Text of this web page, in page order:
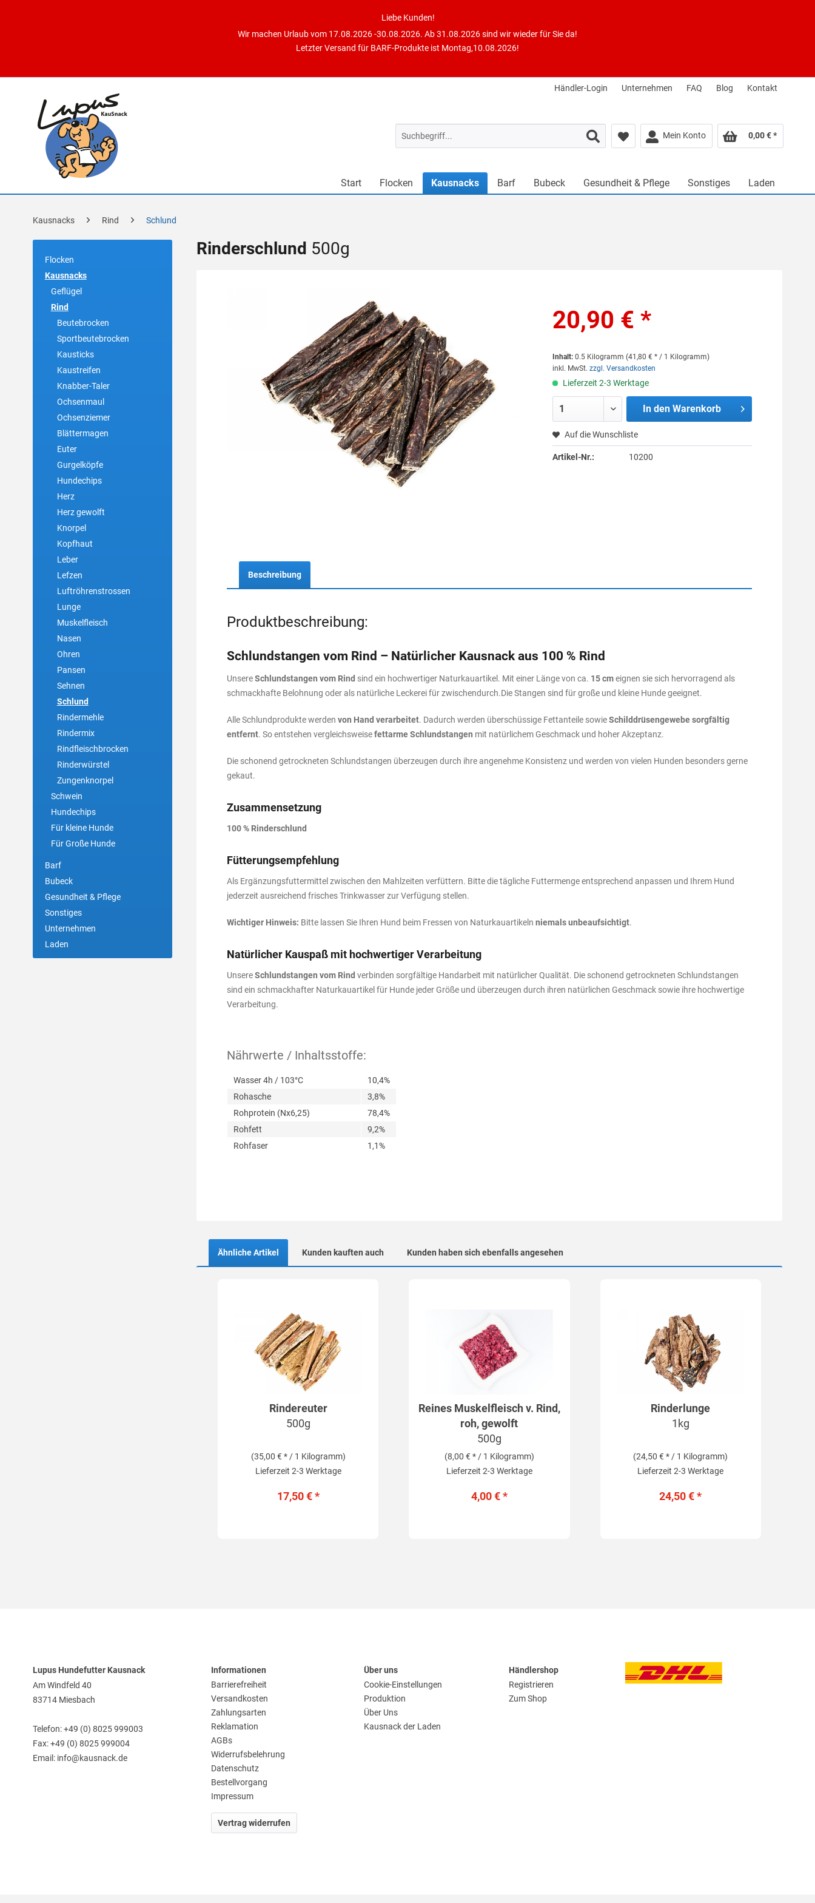
Liebe Kunden!
Wir machen Urlaub vom 17.08.2026 -30.08.2026. Ab 31.08.2026 sind wir wieder für Sie da!
Letzter Versand für BARF-Produkte ist Montag,10.08.2026!
Händler-Login Unternehmen FAQ Blog Kontakt
Mein Konto 0,00 € *
Start Flocken Kausnacks Barf Bubeck Gesundheit & Pflege Sonstiges Laden
Kausnacks Rind Schlund
Flocken
Kausnacks
Geflügel
Rind
Beutebrocken
Sportbeutebrocken
Kausticks
Kaustreifen
Knabber-Taler
Ochsenmaul
Ochsenziemer
Blättermagen
Euter
Gurgelköpfe
Hundechips
Herz
Herz gewolft
Knorpel
Kopfhaut
Leber
Lefzen
Luftröhrenstrossen
Lunge
Muskelfleisch
Nasen
Ohren
Pansen
Sehnen
Schlund
Rindermehle
Rindermix
Rindfleischbrocken
Rinderwürstel
Zungenknorpel
Schwein
Hundechips
Für kleine Hunde
Für Große Hunde
Barf
Bubeck
Gesundheit & Pflege
Sonstiges
Unternehmen
Laden
Rinderschlund 500g
20,90 € *
Inhalt: 0.5 Kilogramm (41,80 € * / 1 Kilogramm)
inkl. MwSt. zzgl. Versandkosten
Lieferzeit 2-3 Werktage
In den Warenkorb
Auf die Wunschliste
Artikel-Nr.: 10200
Beschreibung
Produktbeschreibung:
Schlundstangen vom Rind – Natürlicher Kausnack aus 100 % Rind
UnsereSchlundstangen vom Rind sind ein hochwertiger Naturkauartikel. Mit einer Länge von ca. 15 cmeignen sie sich hervorragend als
schmackhafte Belohnung oder als natürliche Leckerei für zwischendurch.Die Stangen sind für große und kleine Hunde geeignet.
Alle Schlundprodukte werden von Hand verarbeitet. Dadurch werden überschüssige Fettanteile sowieSchilddrüsengewebe sorgfältig
entfernt. So entstehen vergleichsweisefettarme Schlundstangen mit natürlichem Geschmack und hoher Akzeptanz.
Die schonend getrockneten Schlundstangen überzeugen durch ihre angenehme Konsistenz und werden von vielen Hunden besonders gerne
gekaut.
Zusammensetzung
100 % Rinderschlund
Fütterungsempfehlung
Als Ergänzungsfuttermittel zwischen den Mahlzeiten verfüttern. Bitte die tägliche Futtermenge entsprechend anpassen und Ihrem Hund
jederzeit ausreichend frisches Trinkwasser zur Verfügung stellen.
Wichtiger Hinweis: Bitte lassen Sie Ihren Hund beim Fressen von Naturkauartikeln niemals unbeaufsichtigt.
Natürlicher Kauspaß mit hochwertiger Verarbeitung
UnsereSchlundstangen vom Rind verbinden sorgfältige Handarbeit mit natürlicher Qualität. Die schonend getrockneten Schlundstangen
sind ein schmackhafter Naturkauartikel für Hunde jeder Größe und überzeugen durch ihren natürlichen Geschmack sowie ihre hochwertige
Verarbeitung.
Nährwerte / Inhaltsstoffe:
Wasser 4h / 103°C
10,4%
Rohasche
3,8%
Rohprotein (Nx6,25)
78,4%
Rohfett
9,2%
Rohfaser
1,1%
Ähnliche Artikel Kunden kauften auch Kunden haben sich ebenfalls angesehen
Rindereuter
500g
(35,00 € * / 1 Kilogramm)
Lieferzeit 2-3 Werktage
17,50 € *
Reines Muskelfleisch v. Rind,
roh, gewolft
500g
(8,00 € * / 1 Kilogramm)
Lieferzeit 2-3 Werktage
4,00 € *
Rinderlunge
1kg
(24,50 € * / 1 Kilogramm)
Lieferzeit 2-3 Werktage
24,50 € *
Lupus Hundefutter Kausnack
Am Windfeld 40
83714 Miesbach
Telefon: +49 (0) 8025 999003
Fax: +49 (0) 8025 999004
Email: info@kausnack.de
Informationen
Barrierefreiheit
Versandkosten
Zahlungsarten
Reklamation
AGBs
Widerrufsbelehrung
Datenschutz
Bestellvorgang
Impressum
Vertrag widerrufen
Über uns
Cookie-Einstellungen
Produktion
Über Uns
Kausnack der Laden
Händlershop
Registrieren
Zum Shop